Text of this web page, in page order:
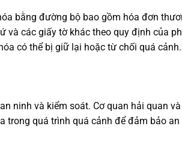
bằng đường bộ bao gồm hóa đơn
và các giấy tờ khác theo quy định của
có thể bị giữ lại hoặc từ chối quá cảnh.
ninh và kiểm soát. Cơ quan hải quan và
trong quá trình quá cảnh để đảm bảo an